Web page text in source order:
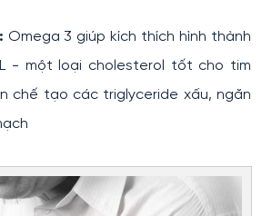
Omega 3 giúp kích thích hình thành
- một loại cholesterol tốt cho tim
chế tạo các triglyceride xấu, ngăn